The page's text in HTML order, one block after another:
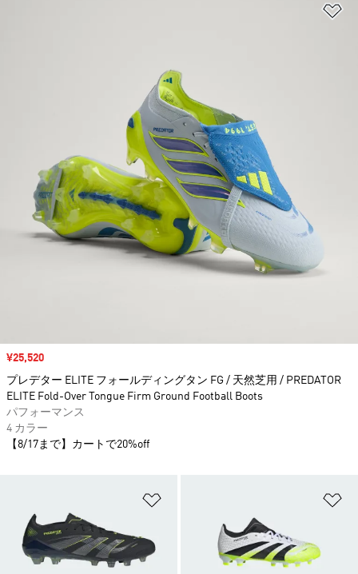
セール価格
¥25,520
プレデター ELITE フォールディングタン FG / 天然芝用 / PREDATOR
ELITE Fold-Over Tongue Firm Ground Football Boots
パフォーマンス
4 カラー
【8/17まで】カートで20%off